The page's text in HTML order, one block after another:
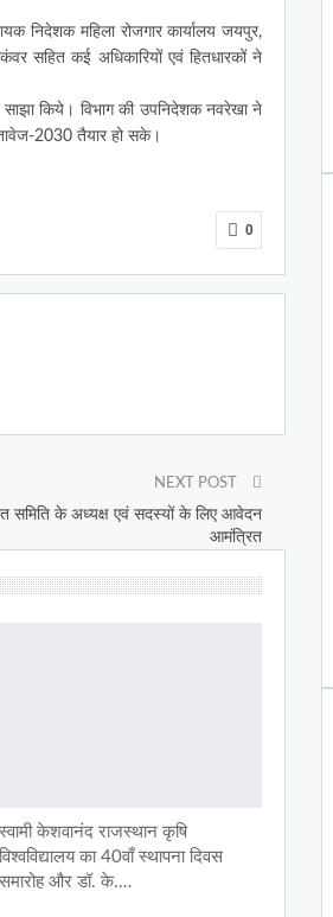
निदेशक महिला रोजगार कार्यालय जयपुर,
सहित कई अधिकारियों एवं हितधारकों ने
किये। विभाग की उपनिदेशक नवरेखा ने
2030 तैयार हो सके।
0
NEXT POST
समिति के अध्यक्ष एवं सदस्यों के लिए आवेदन
आमंत्रित
स्वामी केशवानंद राजस्थान कृषि
विश्वविद्यालय का 40वाँ स्थापना दिवस
समारोह और डॉ. के.…